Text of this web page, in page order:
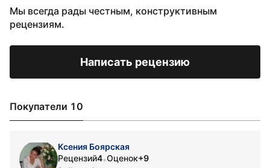
Мы всегда рады честным, конструктивным
рецензиям.
Написать рецензию
Покупатели 10
Ксения Боярская
Рецензий4•Оценок+9